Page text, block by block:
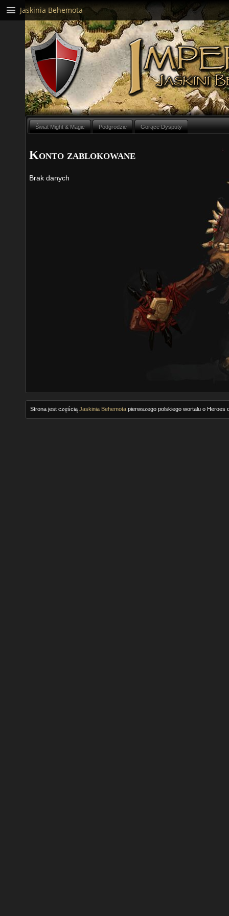
Świat Might & Magic Podgrodzie Gorące Dysputy
Konto zablokowane
Brak danych
Strona jest częścią Jaskinia Behemotapierwszego polskiego wortalu o Heroes
Jaskinia Behemota